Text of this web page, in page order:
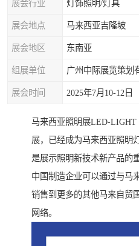
展会行业 灯饰照明/灯具
展会地点 马来西亚吉隆坡
展会地区 东南亚
组展单位 广州中际展览策划
展会时间 2025年7月10-12日
马来西亚照明展LED-LIGHT
展，已经成为马来西亚照明
是展示照明新技术新产品的
中国制造企业可以通过与马
销售到更多的其他马来自贸
网络。